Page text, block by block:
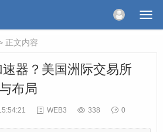
正文内容
器？美国洲际交易所
布局
WEB3 338 0